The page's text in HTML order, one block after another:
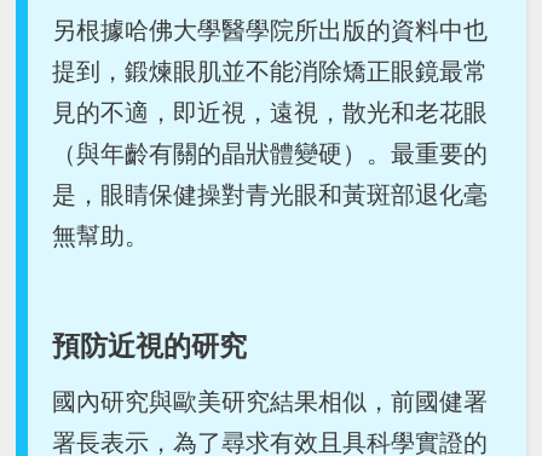
另根據哈佛大學醫學院所出版的資料中也
提到，鍛煉眼肌並不能消除矯正眼鏡最常
見的不適，即近視，遠視，散光和老花眼
（與年齡有關的晶狀體變硬）。最重要的
是，眼睛保健操對青光眼和黃斑部退化毫
無幫助。
預防近視的研究
國內研究與歐美研究結果相似，前國健署
署長表示，為了尋求有效且具科學實證的